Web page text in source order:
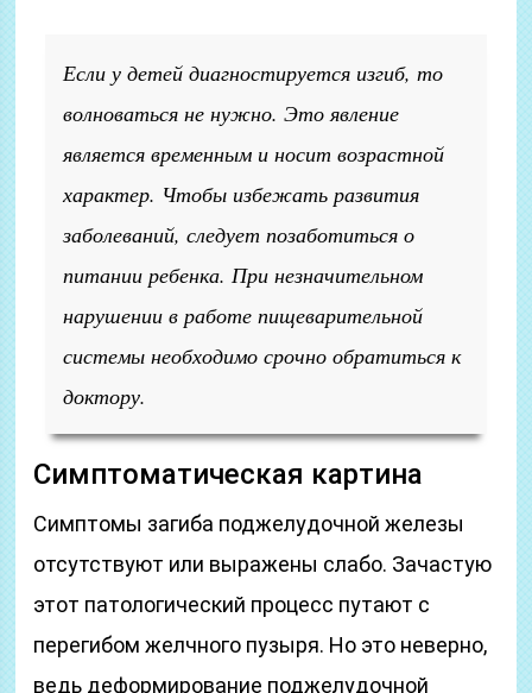
Если у детей диагностируется изгиб, то
волноваться не нужно. Это явление
является временным и носит возрастной
характер. Чтобы избежать развития
заболеваний, следует позаботиться о
питании ребенка. При незначительном
нарушении в работе пищеварительной
системы необходимо срочно обратиться к
доктору.
Симптоматическая картина
Симптомы загиба поджелудочной железы
отсутствуют или выражены слабо. Зачастую
этот патологический процесс путают с
перегибом желчного пузыря. Но это неверно,
ведь деформирование поджелудочной